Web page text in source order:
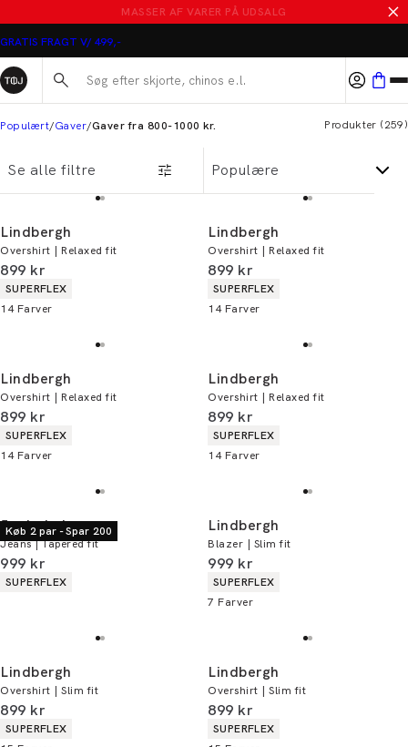
MASSER AF VARER PÅ UDSALG
GRATIS FRAGT V/ 499,-
Søg her...
Populært Gaver Gaver fra 800-1000 kr. Produkter (259)
Se alle filtre
Lindbergh
Overshirt | Relaxed fit
I alt (inkl. rabat)
899 kr
Produkt egenskaber
SUPERFLEX
14 Farver
Lindbergh
Overshirt | Relaxed fit
I alt (inkl. rabat)
899 kr
Produkt egenskaber
SUPERFLEX
14 Farver
Lindbergh
Overshirt | Relaxed fit
I alt (inkl. rabat)
899 kr
Produkt egenskaber
SUPERFLEX
14 Farver
Lindbergh
Overshirt | Relaxed fit
I alt (inkl. rabat)
899 kr
Produkt egenskaber
SUPERFLEX
14 Farver
Køb 2 par - Spar 200
Junk de Luxe
Jeans | Tapered fit
I alt (inkl. rabat)
999 kr
Produkt egenskaber
SUPERFLEX
Lindbergh
Blazer | Slim fit
I alt (inkl. rabat)
999 kr
Produkt egenskaber
SUPERFLEX
7 Farver
Lindbergh
Overshirt | Slim fit
I alt (inkl. rabat)
899 kr
Produkt egenskaber
SUPERFLEX
Lindbergh
Overshirt | Slim fit
I alt (inkl. rabat)
899 kr
Produkt egenskaber
SUPERFLEX